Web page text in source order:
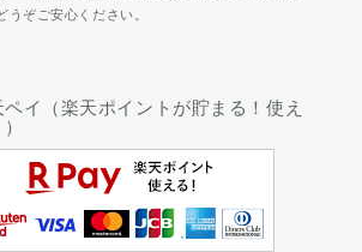
うぞご安心ください。
ペイ（楽天ポイントが貯まる！使え